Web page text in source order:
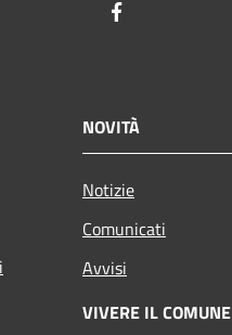
NOVITÀ
Notizie
Comunicati
Avvisi
VIVERE IL COMUNE